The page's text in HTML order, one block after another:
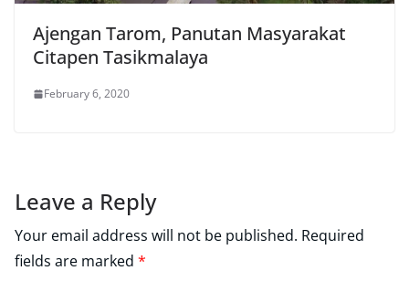
Ajengan Tarom, Panutan Masyarakat
Citapen Tasikmalaya
February 6, 2020
Leave a Reply
Your email address will not be published. Required
fields are marked *